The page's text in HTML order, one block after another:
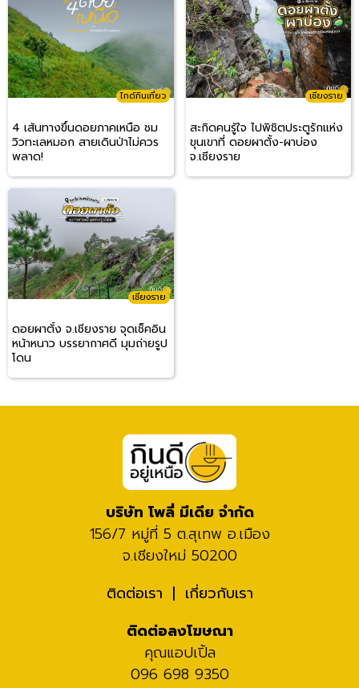
ไกด์กินเที่ยว
4 เส้นทางขึ้นดอยภาคเหนือ ชม
วิวทะเลหมอก สายเดินป่าไม่ควร
พลาด!
เชียงราย
สะกิดคนรู้ใจ ไปพิชิตประตูรักแห่ง
ขุนเขาที่ ดอยผาตั้ง-ผาบ่อง
จ.เชียงราย
เชียงราย
ดอยผาตั้ง จ.เชียงราย จุดเช็คอิน
หน้าหนาว บรรยากาศดี มุมถ่ายรูป
โดน
บริษัท โพลี่ มีเดีย จำกัด
156/7 หมู่ที่ 5 ต.สุเทพ อ.เมือง
จ.เชียงใหม่ 50200
ติดต่อเรา
เกี่ยวกับเรา
ติดต่อลงโฆษณา
คุณแอปเปิ้ล
096 698 9350